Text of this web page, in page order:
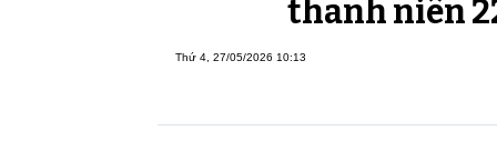
thanh niên
Thứ 4, 27/05/2026 10:13